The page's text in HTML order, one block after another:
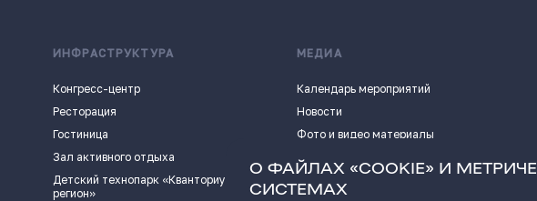
ИНФРАСТРУКТУРА
Конгресс-центр
Ресторация
Гостиница
Зал активного отдыха
Детский технопарк «Кванториум - 63
регион»
МЕДИА
Календарь мероприятий
Новости
Фото и видео материалы
Истории успеха
О ФАЙЛАХ «COOKIE» И
СИСТЕМАХ